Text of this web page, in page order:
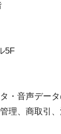
5F
・音声デー
理、商取引